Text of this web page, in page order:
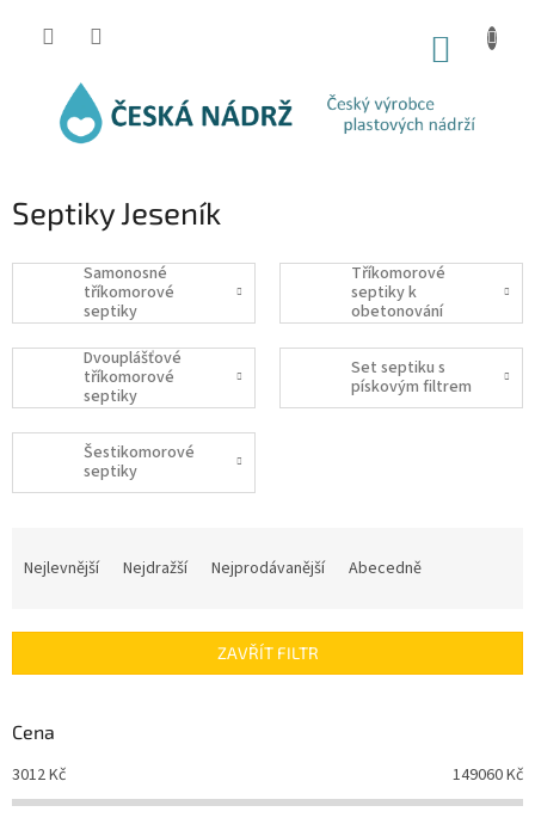
Septiky Jeseník
Samonosné
tříkomorové
septiky
Tříkomorové
septiky k
obetonování
Dvouplášťové
tříkomorové
septiky
Set septiku s
pískovým filtrem
Šestikomorové
septiky
í
r
o
d
u
Nejlevnější Nejdražší Nejprodávanější Abecedně
ZAVŘÍT FILTR
Cena
3012Kč 149060Kč